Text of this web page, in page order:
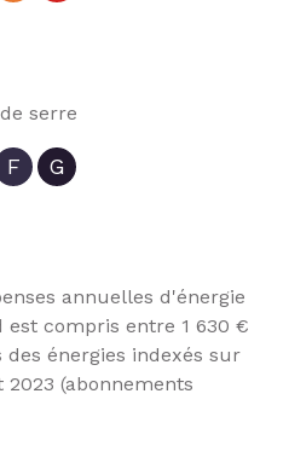
serre
F G
annuelles d'énergie
compris entre 1 630 €
énergies indexés sur
2023 (abonnements